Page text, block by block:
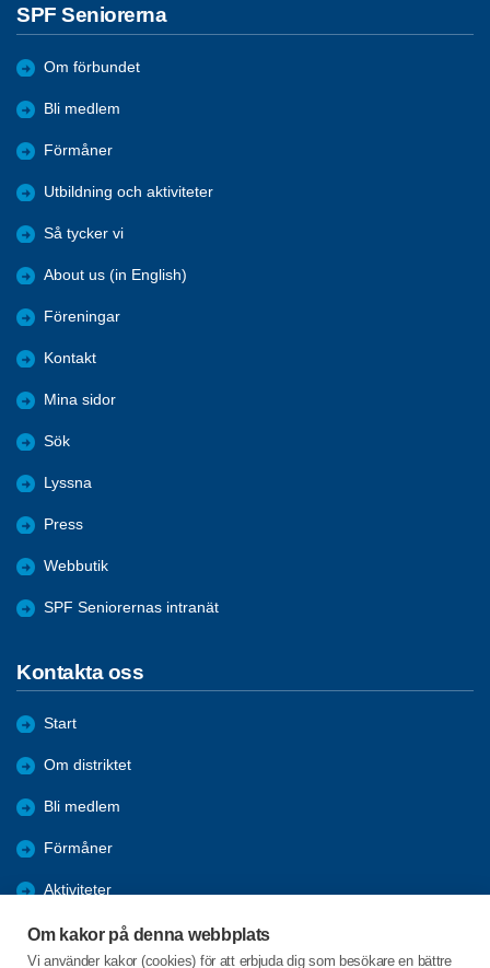
Om kakor på denna webbplats
Vi använder kakor (cookies) för att erbjuda dig som besökare en bättre
SPF Seniorerna
Om förbundet
Bli medlem
Förmåner
Utbildning och aktiviteter
Så tycker vi
About us (in English)
Föreningar
Kontakt
Mina sidor
Sök
Lyssna
Press
Webbutik
SPF Seniorernas intranät
Kontakta oss
Start
Om distriktet
Bli medlem
Förmåner
Aktiviteter
Nyheter